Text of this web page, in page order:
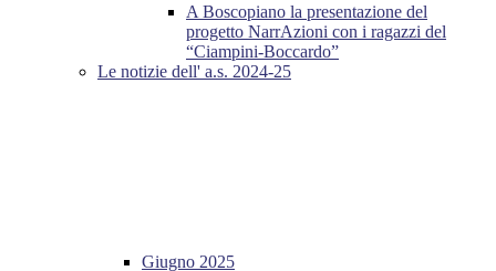
A Boscopiano la presentazione del
progetto NarrAzioni con i ragazzi del
“Ciampini-Boccardo”
Le notizie dell' a.s. 2024-25
Giugno 2025